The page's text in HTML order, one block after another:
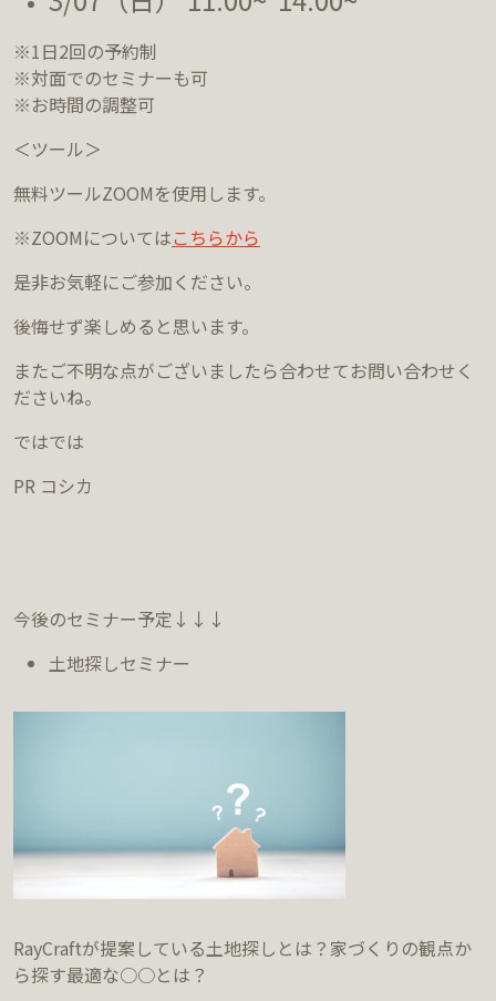
※1日2回の予約制
※対面でのセミナーも可
※お時間の調整可
＜ツール＞
無料ツールZOOMを使用します。
※ZOOMについてはこちらから
是非お気軽にご参加ください。
後悔せず楽しめると思います。
またご不明な点がございましたら合わせてお問い合わせく
ださいね。
ではでは
PR コシカ
今後のセミナー予定↓↓↓
土地探しセミナー
RayCraftが提案している土地探しとは？家づくりの観点か
ら探す最適な○○とは？